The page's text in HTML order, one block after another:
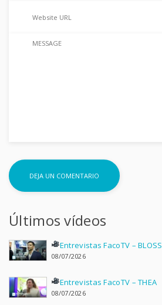
Últimos vídeos
Entrevistas FacoTV – BLOSS
08/07/2026
Entrevistas FacoTV – THEA
08/07/2026